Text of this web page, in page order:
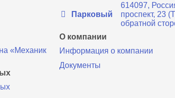
«Механик
Парковый
614097,
проспект, 23
обратной
О компании
Информация о компании
Документы